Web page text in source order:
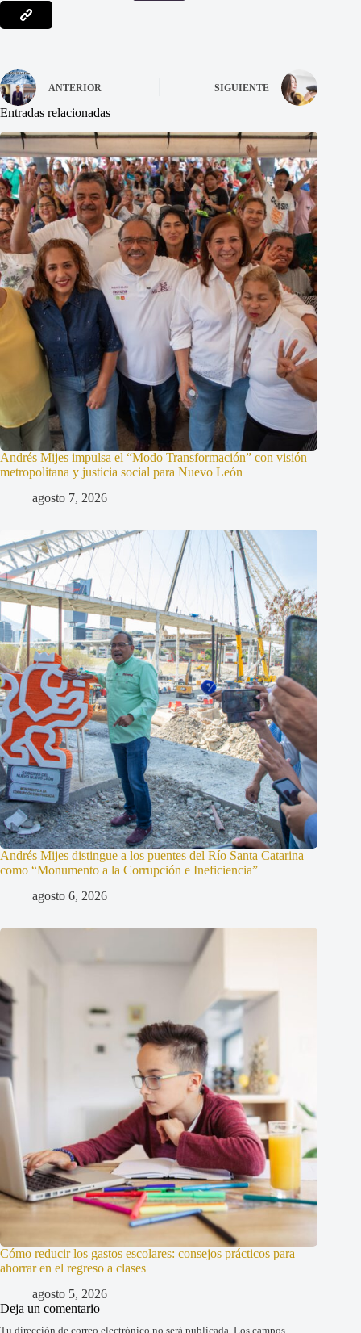
ANTERIOR SIGUIENTE
Entradas relacionadas
Andrés Mijes impulsa el “Modo Transformación” con visión
metropolitana y justicia social para Nuevo León
agosto 7, 2026
Andrés Mijes distingue a los puentes del Río Santa Catarina
como “Monumento a la Corrupción e Ineficiencia”
agosto 6, 2026
Cómo reducir los gastos escolares: consejos prácticos para
ahorrar en el regreso a clases
agosto 5, 2026
Deja un comentario
Tu dirección de correo electrónico no será publicada. Los campos